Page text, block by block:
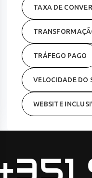
TAXA DE
TRÁFEGO PAGO
VELOCIDADE DO
WEBSITE